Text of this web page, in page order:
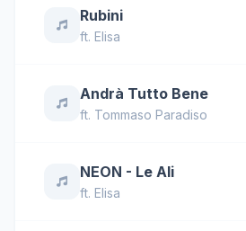
Rubini
ft. Elisa
Andrà Tutto Bene
ft. Tommaso Paradiso
NEON - Le Ali
ft. Elisa